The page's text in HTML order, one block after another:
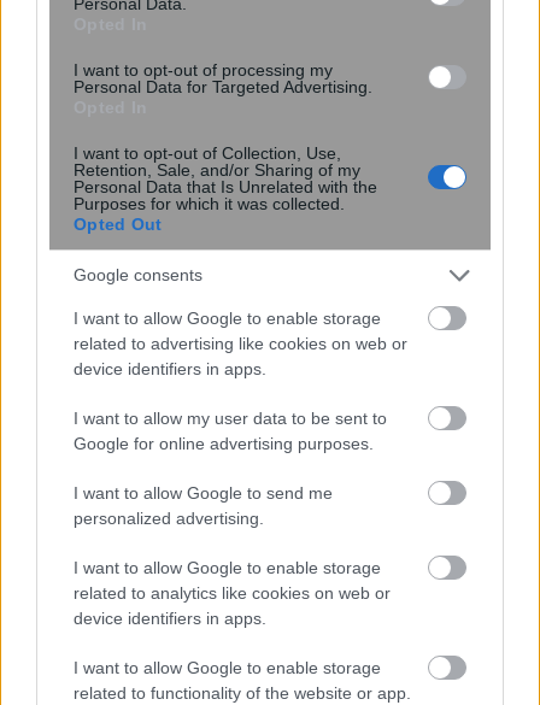
I want to opt-out of processing my
Personal Data for Targeted Advertising.
I want to opt-out of Collection, Use,
Retention, Sale, and/or Sharing of my
Personal Data that Is Unrelated with the
Purposes for which it was collected.
Opted Out
Google consents
I want to allow Google to enable storage
related to advertising like cookies on web or
device identifiers in apps.
I want to allow my user data to be sent to
Google for online advertising purposes.
I want to allow Google to send me
personalized advertising.
I want to allow Google to enable storage
related to analytics like cookies on web or
device identifiers in apps.
I want to allow Google to enable storage
related to functionality of the website or app.
Σκανδιναβικό bob: Το καρέ που κάνει
τα λεπτά μαλλιά να δείχνουν πιο
πλούσια – Το προτιμούν celebrities
ναρκισσιστές στους καβγάδες για να
σας χειραγωγήσουν